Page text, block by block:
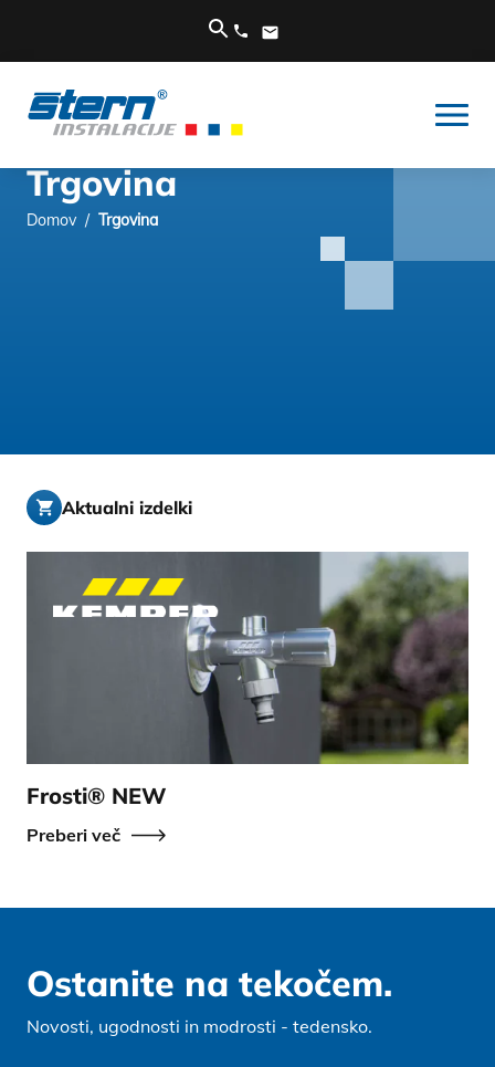
Trgovina
Domov / Trgovina
Aktualni izdelki
Frosti® NEW
Preberi več
Ostanite na tekočem.
Novosti, ugodnosti in modrosti - tedensko.